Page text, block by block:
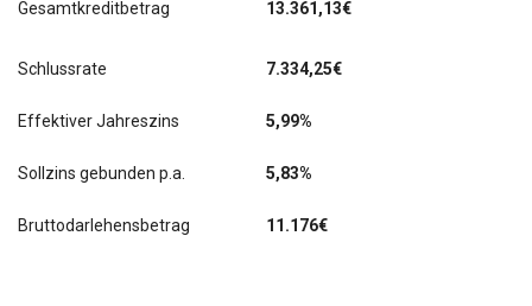
Gesamtkreditbetrag 13.361,13€
Schlussrate 7.334,25€
Effektiver Jahreszins 5,99%
Sollzins gebunden p.a. 5,83%
Bruttodarlehensbetrag 11.176€